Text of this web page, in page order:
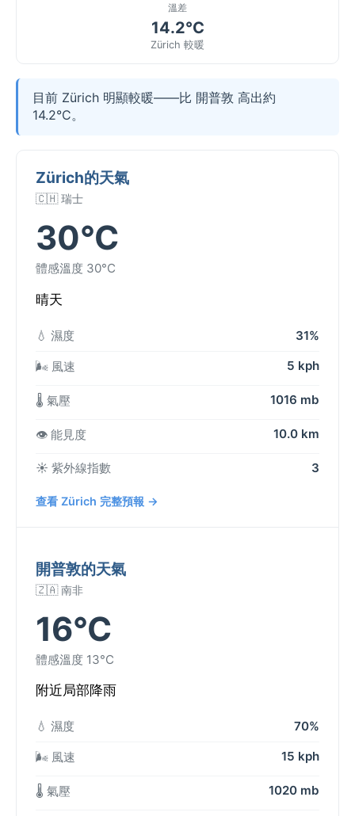
溫差
14.2°C
Zürich 較暖
目前 Zürich 明顯較暖——比 開普敦 高出約
14.2°C。
Zürich的天氣
🇨🇭 瑞士
30°C
體感溫度 30°C
晴天
💧 濕度 31%
🌬️ 風速 5 kph
🌡️ 氣壓 1016 mb
👁️ 能見度 10.0 km
☀️ 紫外線指數 3
查看 Zürich 完整預報 →
開普敦的天氣
🇿🇦 南非
16°C
體感溫度 13°C
附近局部降雨
💧 濕度 70%
🌬️ 風速 15 kph
🌡️ 氣壓 1020 mb